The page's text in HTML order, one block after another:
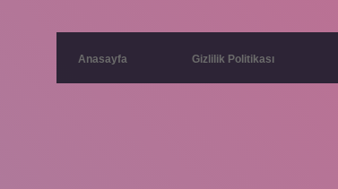
Anasayfa Gizlilik Politikası